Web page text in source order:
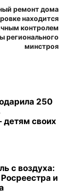
ремонт дома
находится
контролем
регионального
минстроя
250
детям своих
с воздуха:
и